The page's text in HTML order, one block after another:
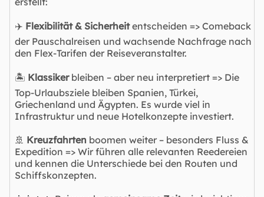
✈️ Flexibilität & Sicherheitentscheiden => Comeback
der Pauschalreisen und wachsende Nachfrage nach
den Flex-Tarifen der Reiseveranstalter.
🏝️ Klassiker bleiben – aber neu interpretiert => Die
Top-Urlaubsziele bleiben Spanien, Türkei,
Griechenland und Ägypten. Es wurde viel in
Infrastruktur und neue Hotelkonzepte investiert.
🚢 Kreuzfahrten boomen weiter – besonders Fluss &
Expedition => Wir führen alle relevanten Reedereien
und kennen die Unterschiede bei den Routen und
Schiffskonzepten.